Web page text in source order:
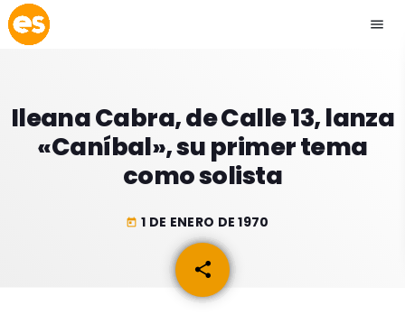
menu
play_arrow EMISIÓN LA PAZ
EMISIÓN COCHABAMBA
Ileana Cabra, de Calle 13, lanza
«Caníbal», su primer tema
como solista
today 1 DE ENERO DE 1970
share
email